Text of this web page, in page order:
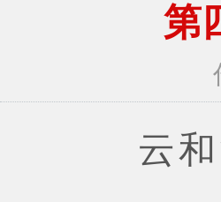
第
云和酒